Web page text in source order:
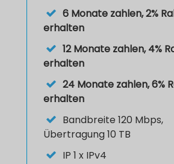
6 Monate zahlen, 2%
erhalten
12 Monate zahlen, 4%
erhalten
24 Monate zahlen, 6%
erhalten
Bandbreite 120 Mbps,
Übertragung 10 TB
IP 1 x IPv4